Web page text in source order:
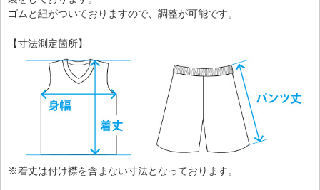
ゴムと紐がついておりますので、調整が可能です。
【寸法測定箇所】
※着丈は付け襟を含まない寸法となっております。